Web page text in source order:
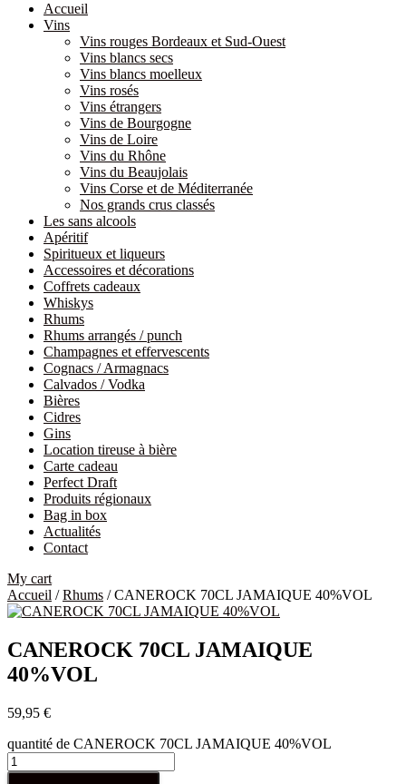
Accueil
Vins
Vins rouges Bordeaux et Sud-Ouest
Vins blancs secs
Vins blancs moelleux
Vins rosés
Vins étrangers
Vins de Bourgogne
Vins de Loire
Vins du Rhône
Vins du Beaujolais
Vins Corse et de Méditerranée
Nos grands crus classés
Les sans alcools
Apéritif
Spiritueux et liqueurs
Accessoires et décorations
Coffrets cadeaux
Whiskys
Rhums
Rhums arrangés / punch
Champagnes et effervescents
Cognacs / Armagnacs
Calvados / Vodka
Bières
Cidres
Gins
Location tireuse à bière
Carte cadeau
Perfect Draft
Produits régionaux
Bag in box
Actualités
Contact
My cart
Accueil /Rhums / CANEROCK 70CL JAMAIQUE 40%VOL
CANEROCK 70CL JAMAIQUE
40%VOL
59,95 €
quantité de CANEROCK 70CL JAMAIQUE 40%VOL